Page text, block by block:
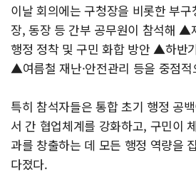
이날 회의에는 구청장을 비롯한 부
장, 동장 등 간부 공무원이 참석해 ▲
행정 정착 및 구민 화합 방안 ▲하반
▲여름철 재난·안전관리 등을 중점적
특히 참석자들은 통합 초기 행정 공
서 간 협업체계를 강화하고, 구민이
과를 창출하는 데 모든 행정 역량을
다졌다.